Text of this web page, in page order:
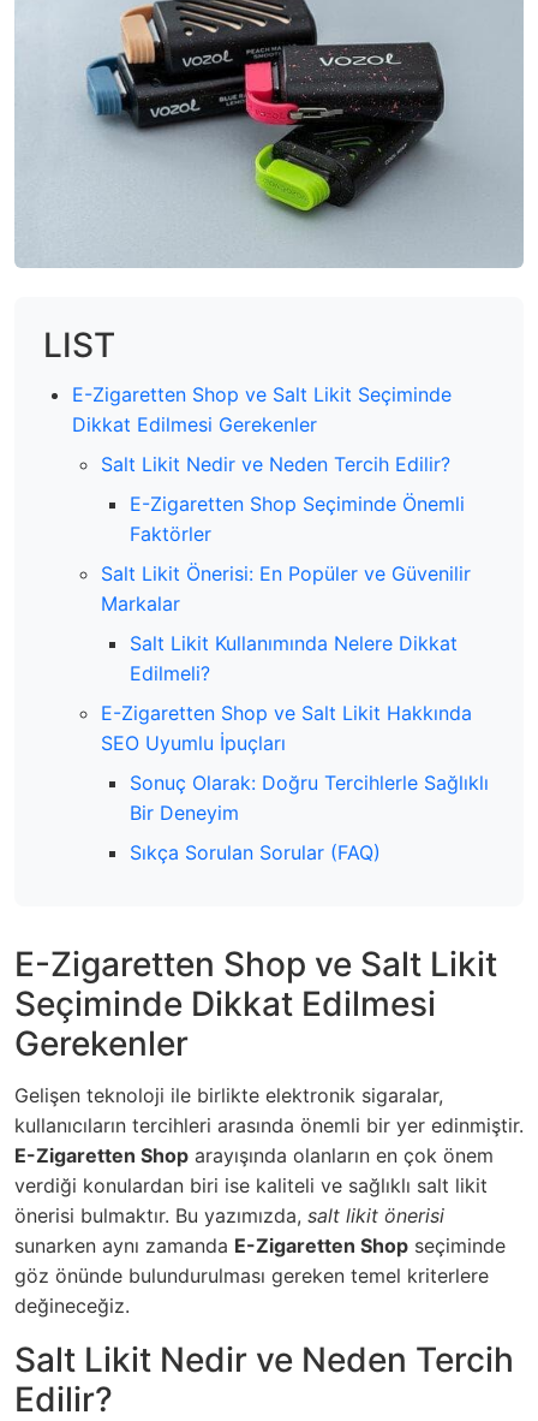
LIST
E-Zigaretten Shop ve Salt Likit Seçiminde
Dikkat Edilmesi Gerekenler
Salt Likit Nedir ve Neden Tercih Edilir?
E-Zigaretten Shop Seçiminde Önemli
Faktörler
Salt Likit Önerisi: En Popüler ve Güvenilir
Markalar
Salt Likit Kullanımında Nelere Dikkat
Edilmeli?
E-Zigaretten Shop ve Salt Likit Hakkında
SEO Uyumlu İpuçları
Sonuç Olarak: Doğru Tercihlerle Sağlıklı
Bir Deneyim
Sıkça Sorulan Sorular (FAQ)
E-Zigaretten Shop ve Salt Likit
Seçiminde Dikkat Edilmesi
Gerekenler
Gelişen teknoloji ile birlikte elektronik sigaralar,
kullanıcıların tercihleri arasında önemli bir yer edinmiştir.
E-Zigaretten Shop arayışında olanların en çok önem
verdiği konulardan biri ise kaliteli ve sağlıklı salt likit
önerisi bulmaktır. Bu yazımızda, salt likit önerisi
sunarken aynı zamanda E-Zigaretten Shop seçiminde
göz önünde bulundurulması gereken temel kriterlere
değineceğiz.
Salt Likit Nedir ve Neden Tercih
Edilir?